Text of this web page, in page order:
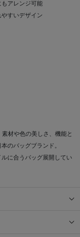
もアレンジ可能
すいデザイン
素材や色の美しさ、機能と
のバッグブランド。
に合うバッグ展開してい